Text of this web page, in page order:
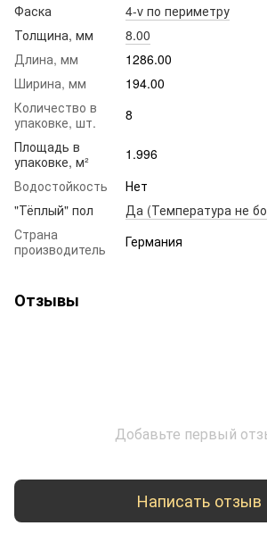
Фаска
4-v по периметру
Толщина, мм
8.00
Длина, мм
1286.00
Ширина, мм
194.00
Количество в
упаковке, шт.
8
Площадь в
упаковке, м²
1.996
Водостойкость
Нет
"Тёплый" пол
Да (Температура не
Страна
производитель
Германия
Отзывы
Добавьте первый
Написать отзыв